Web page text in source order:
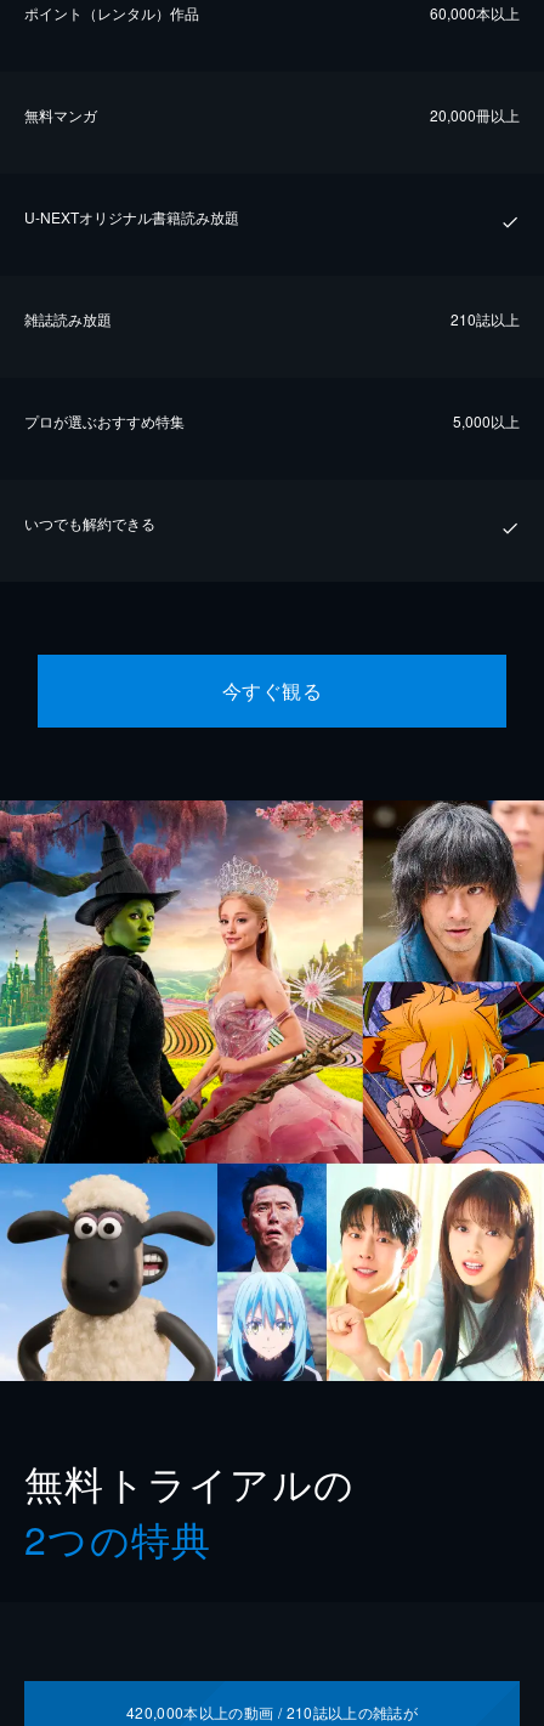
ポイント（レンタル）作品 60,000本以上
無料マンガ 20,000冊以上
U-NEXTオリジナル書籍読み放題
雑誌読み放題 210誌以上
プロが選ぶおすすめ特集 5,000以上
いつでも解約できる
今すぐ観る
無料トライアルの
2つの特典
420,000本以上の動画 /210誌以上の雑誌が